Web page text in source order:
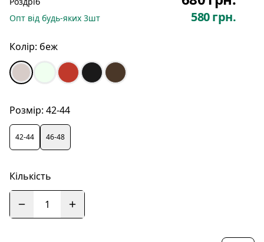
Опт від будь-яких 3шт 580 грн.
Колір: беж
Розмір: 42-44
42-44 46-48
Кількість
1